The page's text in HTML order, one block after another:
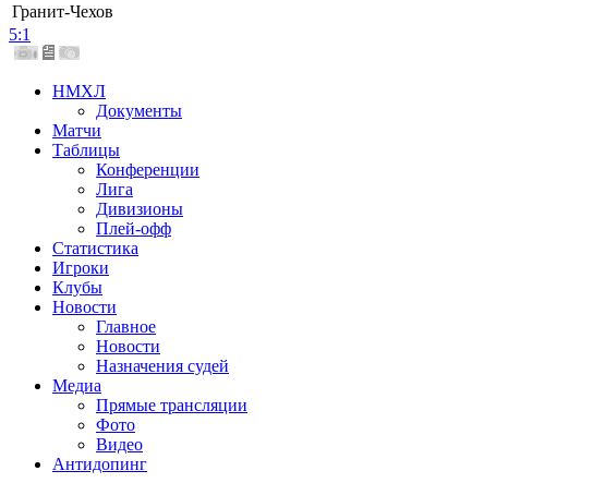
Гранит-Чехов
5:1
НМХЛ
Документы
Матчи
Таблицы
Конференции
Лига
Дивизионы
Плей-офф
Статистика
Игроки
Клубы
Новости
Главное
Новости
Назначения судей
Медиа
Прямые трансляции
Фото
Видео
Антидопинг